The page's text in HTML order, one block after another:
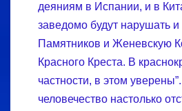
деяниям в Испании, и в
заведомо будут нарушать
Памятников и Женевскую
Красного Креста. В
частности, в этом
человечество настолько